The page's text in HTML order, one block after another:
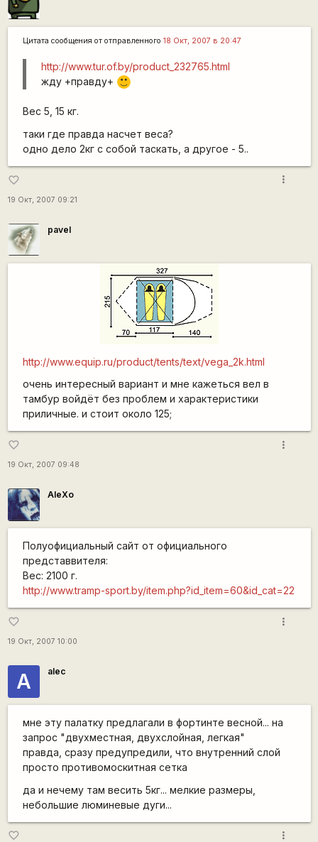
Цитата сообщения от отправленного 18 Окт, 2007 в 20:47
http://www.tur.of.by/product_232765.html
жду +правду+
:)
Вес 5, 15 кг.
таки где правда насчет веса?
одно дело 2кг с собой таскать, а другое - 5..
favorite_border
19 Окт, 2007 09:21
more_vert
pavel
http://www.equip.ru/product/tents/text/vega_2k.html
очень интересный вариант и мне кажеться вел в
тамбур войдёт без проблем и характеристики
приличные. и стоит около 125;
favorite_border
19 Окт, 2007 09:48
more_vert
AleXo
Полуофициальный сайт от официального
представвителя:
Вес: 2100 г.
http://www.tramp-sport.by/item.php?id_item=60&id_cat=22
favorite_border
19 Окт, 2007 10:00
more_vert
А alec
мне эту палатку предлагали в фортинте весной... на
запрос "двухместная, двухслойная, легкая"
правда, сразу предупредили, что внутренний слой
просто противомоскитная сетка
да и нечему там весить 5кг... мелкие размеры,
небольшие люминевые дуги...
favorite_border more_vert